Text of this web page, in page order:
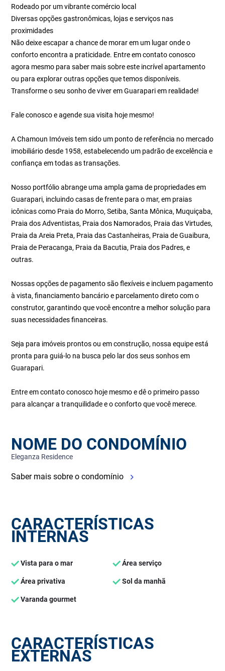
Rodeado por um vibrante comércio local
Diversas opções gastronômicas, lojas e serviços nas
proximidades
Não deixe escapar a chance de morar em um lugar onde o
conforto encontra a praticidade. Entre em contato conosco
agora mesmo para saber mais sobre este incrível apartamento
ou para explorar outras opções que temos disponíveis.
Transforme o seu sonho de viver em Guarapari em realidade!
Fale conosco e agende sua visita hoje mesmo!
A Chamoun Imóveis tem sido um ponto de referência no mercado
imobiliário desde 1958, estabelecendo um padrão de excelência e
confiança em todas as transações.
Nosso portfólio abrange uma ampla gama de propriedades em
Guarapari, incluindo casas de frente para o mar, em praias
icônicas como Praia do Morro, Setiba, Santa Mônica, Muquiçaba,
Praia dos Adventistas, Praia dos Namorados, Praia das Virtudes,
Praia da Areia Preta, Praia das Castanheiras, Praia de Guaibura,
Praia de Peracanga, Praia da Bacutia, Praia dos Padres, e
outras.
Nossas opções de pagamento são flexíveis e incluem pagamento
à vista, financiamento bancário e parcelamento direto com o
construtor, garantindo que você encontre a melhor solução para
suas necessidades financeiras.
Seja para imóveis prontos ou em construção, nossa equipe está
pronta para guiá-lo na busca pelo lar dos seus sonhos em
Guarapari.
Entre em contato conosco hoje mesmo e dê o primeiro passo
para alcançar a tranquilidade e o conforto que você merece.
NOME DO CONDOMÍNIO
Eleganza Residence
Saber mais sobre o condomínio
CARACTERÍSTICAS
INTERNAS
Vista para o mar Área serviço
Área privativa Sol da manhã
Varanda gourmet
CARACTERÍSTICAS
EXTERNAS